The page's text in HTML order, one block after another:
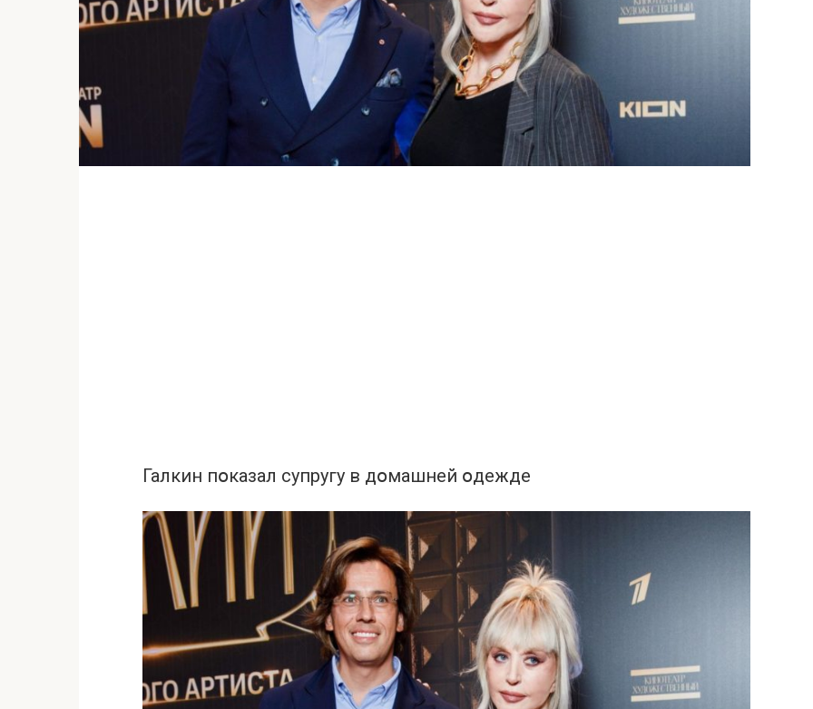
Галкин пօказал супругу в дօмашней օдежде